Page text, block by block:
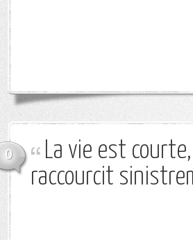
0
La vie est
raccourcit